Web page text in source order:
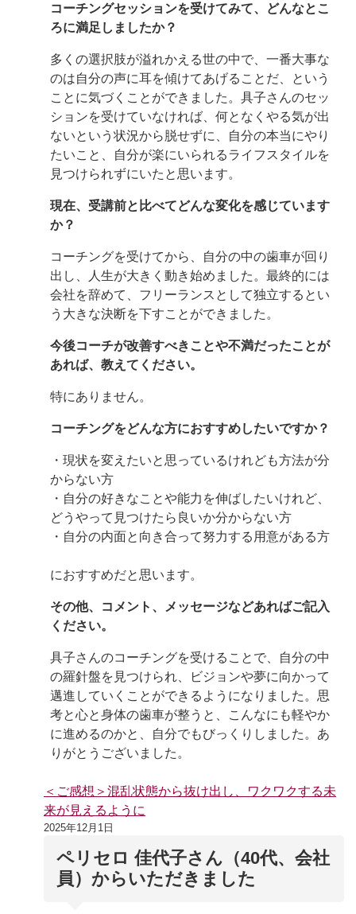
コーチングセッションを受けてみて、どんなとこ
ろに満足しましたか？
多くの選択肢が溢れかえる世の中で、一番大事な
のは自分の声に耳を傾けてあげることだ、という
ことに気づくことができました。具子さんのセッ
ションを受けていなければ、何となくやる気が出
ないという状況から脱せずに、自分の本当にやり
たいこと、自分が楽にいられるライフスタイルを
見つけられずにいたと思います。
現在、受講前と比べてどんな変化を感じています
か？
コーチングを受けてから、自分の中の歯車が回り
出し、人生が大きく動き始めました。最終的には
会社を辞めて、フリーランスとして独立するとい
う大きな決断を下すことができました。
今後コーチが改善すべきことや不満だったことが
あれば、教えてください。
特にありません。
コーチングをどんな方におすすめしたいですか？
・現状を変えたいと思っているけれども方法が分
からない方
・自分の好きなことや能力を伸ばしたいけれど、
どうやって見つけたら良いか分からない方
・自分の内面と向き合って努力する用意がある方
におすすめだと思います。
その他、コメント、メッセージなどあればご記入
ください。
具子さんのコーチングを受けることで、自分の中
の羅針盤を見つけられ、ビジョンや夢に向かって
邁進していくことができるようになりました。思
考と心と身体の歯車が整うと、こんなにも軽やか
に進めるのかと、自分でもびっくりしました。あ
りがとうございました。
＜ご感想＞混乱状態から抜け出し、ワクワクする未
来が見えるように
2025年12月1日
ペリセロ 佳代子さん（40代、会社
員）からいただきました